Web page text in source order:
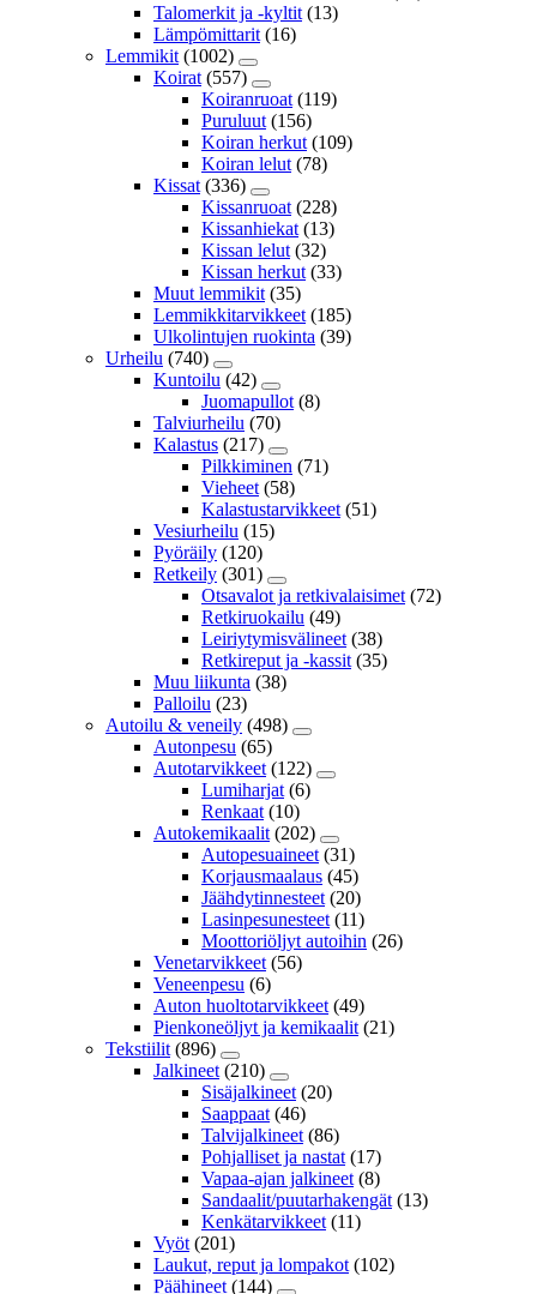
Talomerkit ja -kyltit (13)
Lämpömittarit (16)
Lemmikit (1002)
Koirat (557)
Koiranruoat (119)
Puruluut (156)
Koiran herkut (109)
Koiran lelut (78)
Kissat (336)
Kissanruoat (228)
Kissanhiekat (13)
Kissan lelut (32)
Kissan herkut (33)
Muut lemmikit (35)
Lemmikkitarvikkeet (185)
Ulkolintujen ruokinta (39)
Urheilu (740)
Kuntoilu (42)
Juomapullot (8)
Talviurheilu (70)
Kalastus (217)
Pilkkiminen (71)
Vieheet (58)
Kalastustarvikkeet (51)
Vesiurheilu (15)
Pyöräily (120)
Retkeily (301)
Otsavalot ja retkivalaisimet (72)
Retkiruokailu (49)
Leiriytymisvälineet (38)
Retkireput ja -kassit (35)
Muu liikunta (38)
Palloilu (23)
Autoilu & veneily (498)
Autonpesu (65)
Autotarvikkeet (122)
Lumiharjat (6)
Renkaat (10)
Autokemikaalit (202)
Autopesuaineet (31)
Korjausmaalaus (45)
Jäähdytinnesteet (20)
Lasinpesunesteet (11)
Moottoriöljyt autoihin (26)
Venetarvikkeet (56)
Veneenpesu (6)
Auton huoltotarvikkeet (49)
Pienkoneöljyt ja kemikaalit (21)
Tekstiilit (896)
Jalkineet (210)
Sisäjalkineet (20)
Saappaat (46)
Talvijalkineet (86)
Pohjalliset ja nastat (17)
Vapaa-ajan jalkineet (8)
Sandaalit/puutarhakengät (13)
Kenkätarvikkeet (11)
Vyöt (201)
Laukut, reput ja lompakot (102)
Päähineet (144)